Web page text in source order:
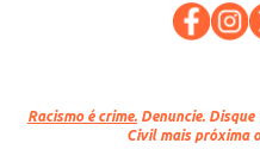
Racismo é crime. Denuncie.
Civil mais próxima